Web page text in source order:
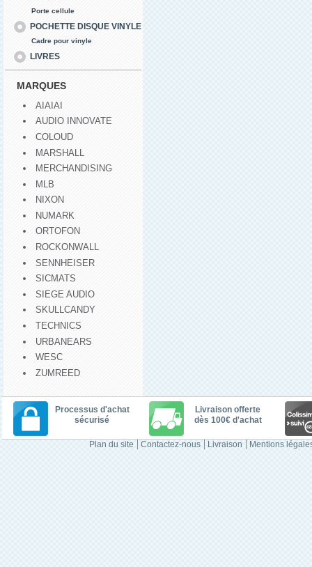
Porte cellule
POCHETTE DISQUE VINYLE
Cadre pour vinyle
LIVRES
MARQUES
AIAIAI
AUDIO INNOVATE
COLOUD
MARSHALL
MERCHANDISING
MLB
NIXON
NUMARK
ORTOFON
ROCKONWALL
SENNHEISER
SICMATS
SIEGE AUDIO
SKULLCANDY
TECHNICS
URBANEARS
WESC
ZUMREED
Processus d'achat
sécurisé
Livraison offerte
dès 100€ d'achat
Plan du site Contactez-nous Livraison Mentions